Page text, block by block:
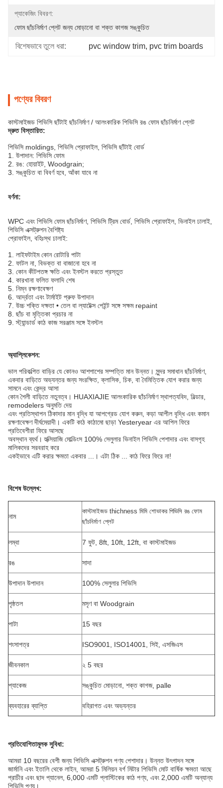
প্যাকেজিং বিবরণ:
ফোম ছাঁচনির্মাণ প্লেট জন্য মোড়ানো বা শক্ত কাগজ সঙ্কুচিত
বিশেষভাবে তুলে ধরা: pvc window trim, pvc trim boards
পণ্যের বিবরণ
কাস্টমাইজড পিভিসি ছাঁটাই ছাঁচনির্মাণ / আলংকারিক পিভিসি রঙ ফোম ছাঁচনির্মাণ প্লেট
দ্রুত বিস্তারিত:
পিভিসি moldings, পিভিসি প্রোফাইল, পিভিসি ছাঁটাই বোর্ড
1. উপাদান: পিভিসি ফোম
2. রঙ: হোয়াইট, Woodgrain;
3. সঙ্কুচিত বা বিবর্ণ হবে, আঁকা যাবে না
বর্ণনা:
WPC এবং পিভিসি ফোম ছাঁচনির্মাণ, পিভিসি ট্রিম বোর্ড, পিভিসি প্রোফাইল, ভিনাইল ঢালাই,
পিভিসি এক্সট্রুশন বৈশিষ্ট্য
প্রোফাইল, বহিঃস্থ ঢালাই:
1. লাইফটাইম কোন রোটারি পাটা
2. ফাটল না, বিভক্ত বা বাজানো হবে না
3. কোন কীটপতঙ্গ ক্ষতি এবং ইনস্টল করতে প্রস্তুত
4. কারখানা ফলিত ফলাদি শেষ
5. নিম্ন রক্ষণাবেক্ষণ
6. আর্দ্রতা এবং টার্মাইট প্রুফ উপাদান
7. উচ্চ শক্তি দক্ষতা • তেল বা ল্যাটেক্স পেইন্ট সঙ্গে সক্ষম repaint
8. ছাঁচ বা মৃত্তিকা প্রচার না
9. স্ট্যান্ডার্ড কাঠ কাজ সরঞ্জাম সঙ্গে ইনস্টল
অ্যাপ্লিকেশন:
ভাল পরিকল্পিত বাড়ির যে কোনও আশপাশের সম্পত্তি মান উন্নত। সুন্দর সমাধান ছাঁচনির্মাণ,
একবার বাড়িতে অভ্যন্তর জন্য সংরক্ষিত, ক্লাসিক, চিক, বা নৈমিত্তিক যোগ করার জন্য
সামনে এবং কেন্দ্র আসা
কোন শৈলী বাড়িতে নতুনত্ব। HUAXIAJIE আলংকারিক ছাঁচনির্মাণ স্থাপত্যবিদ, বিল্ডার,
remodelers অনুমতি দেয়
এবং প্রতিস্থাপন ঠিকাদার মান বৃদ্ধি যা আপগ্রেড যোগ করুন, কড়া আপীল বৃদ্ধি এবং কমান
রক্ষণাবেক্ষণ দীর্ঘমেয়াদী। একটি কাঠ কাঠামো ছাড়া Yesteryear এর আপিল ফিরে
প্রতিবেশীরা ফিরে আসছে
অবস্থান ব্যর্থ। হুক্সিয়াজি মোল্ডিংস 100% সেলুলার ভিনাইল পিভিসি পেশাদার এবং বাসগৃহ
মালিকদের সরবরাহ করে
একইভাবে এটি করার ক্ষমতা একবার ...। এটা ঠিক ... কাঠ ফিরে ফিরে না!
বিশেষ উল্লেখ:
নাম
কাস্টমাইজড thichness মিমি শোভাকর পিভিসি রঙ ফোম
ছাঁচনির্মাণ প্লেট
লম্বা 7 ফুট, 8ft, 10ft, 12ft, বা কাস্টমাইজড
রঙ সাদা
উপাদান উপাদান 100% সেলুলার পিভিসি
পৃষ্ঠতল মসৃণ বা Woodgrain
পাটা 15 বছর
শংসাপত্র ISO9001, ISO14001, সিই, এসজিএস
জীবনকাল ২ 5 বছর
প্যাকেজ সঙ্কুচিত মোড়ানো, শক্ত কাগজ, palle
ব্যবহারের ব্যাপ্তি বহিরাগত এবং অভ্যন্তর
প্রতিযোগিতামূলক সুবিধা:
আমরা 10 বছরের বেশী জন্য পিভিসি এক্সট্রুশন পণ্য পেশাদার। উন্নত উৎপাদন সঙ্গে
জার্মানি এবং ইতালি থেকে লাইন, আমরা 5 মিলিয়ন বর্গ মিটার পিভিসি মোট বার্ষিক ক্ষমতা আছে
প্রাচীর এবং ছাদ প্যানেল, 6,000 এমটি প্লাস্টিকের কাঠ পণ্য, এবং 2,000 এমটি অন্যান্য
পিভিসি পণ্য।